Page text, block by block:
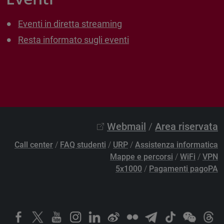
Eventi in diretta streaming
Resta informato sugli eventi
Webmail / Area riservata
Call center / FAQ studenti / URP / Assistenza informatica
Mappe e percorsi / WiFi / VPN
5x1000 / Pagamenti pagoPA